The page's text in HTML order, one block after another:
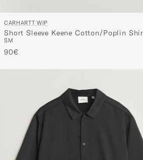
CARHARTT WIP
Short Sleeve Keene Cotton/Poplin
White
SM
90€